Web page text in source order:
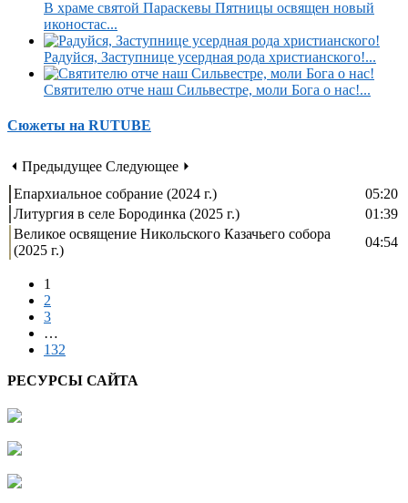
В храме святой Параскевы Пятницы освящен новый
иконостас...
Радуйся, Заступнице усердная рода христианского!...
Святителю отче наш Сильвестре, моли Бога о нас!...
Сюжеты на RUTUBE
⏴ Предыдущее Следующее ⏵
Епархиальное собрание (2024 г.)
05:20
Литургия в селе Бородинка (2025 г.)
01:39
Великое освящение Никольского Казачьего собора
(2025 г.)
04:54
1
2
3
…
132
РЕСУРСЫ САЙТА